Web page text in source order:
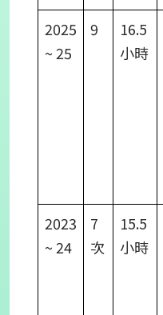
2025
~ 25
9
16.5
小時
2023
~ 24
7
次
15.5
小時